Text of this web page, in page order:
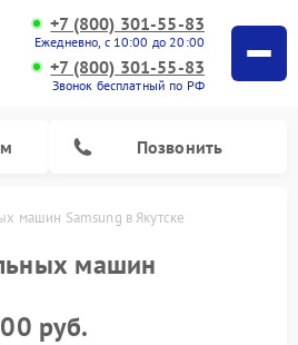
+7 (800) 301-55-83
Ежедневно, с 10:00 до 20:00
+7 (800) 301-55-83
Звонок бесплатный по РФ
Позвонить
машин Samsung в Якутске
машин
руб.